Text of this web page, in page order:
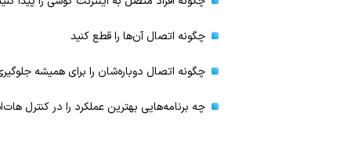
چگونه اتصال آن‌ها را قطع کنید
چگونه اتصال دوباره‌شان را برای همیشه
چه برنامه‌هایی بهترین عملکرد را در کنترل